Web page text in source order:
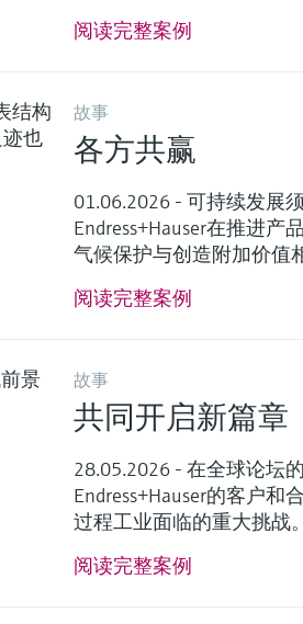
阅读完整案例
故事
各方共赢
01.06.2026 - 可持续发展
Endress+Hauser在推进
气候保护与创造附加价值
阅读完整案例
故事
共同开启新篇章
28.05.2026 - 在全球论坛
Endress+Hauser的客户
过程工业面临的重大挑战
阅读完整案例